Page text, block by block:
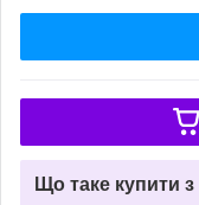
Що таке купити